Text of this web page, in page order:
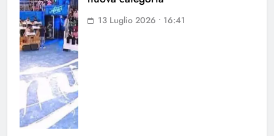
13 Luglio 2026 • 16:41